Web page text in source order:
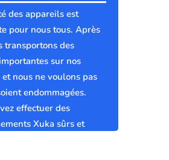
des appareils est
pour nous tous. Après
transportons des
sur nos
nous ne voulons pas
endommagées.
effectuer des
Xuka sûrs et